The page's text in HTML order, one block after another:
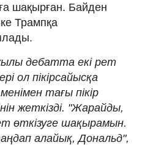
шақырған. Байден
Трампқа
дебатта екі рет
ол пікірсайысқа
тағы пікір
жеткізді. "Жарайды,
өткізуге шақырамын.
алайық, Дональд",